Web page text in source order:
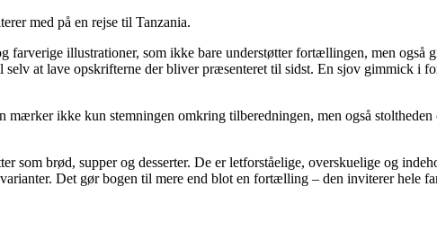
med på en rejse til Tanzania.
farverige illustrationer, som ikke bare understøtter fortællingen, men
at lave opskrifterne der bliver præsenteret til sidst. En sjov gimmick i
ikke kun stemningen omkring tilberedningen, men også
som brød, supper og desserter. De er letforståelige, overskuelige og
Det gør bogen til mere end blot en fortælling – den inviterer hele